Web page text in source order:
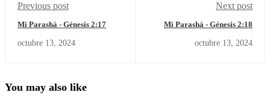
Previous post
Mi Parashà - Génesis 2:17
octubre 13, 2024
Next post
Mi Parashá - Génesis 2:18
octubre 13, 2024
You may also like